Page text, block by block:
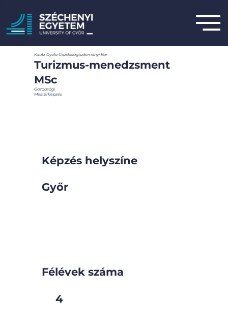
Turizmus-menedzsment
MSc
Gazdasági
Mesterképzés
Kautz Gyula Gazdaságtudományi Kar
Képzés helyszíne
Győr
Félévek száma
4